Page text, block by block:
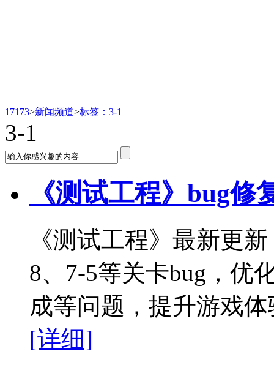
17173>新闻频道>标签：3-1
3-1
《测试工程》bug修
《测试工程》最新更
8、7-5等关卡bug，优
成等问题，提升游戏
[详细]